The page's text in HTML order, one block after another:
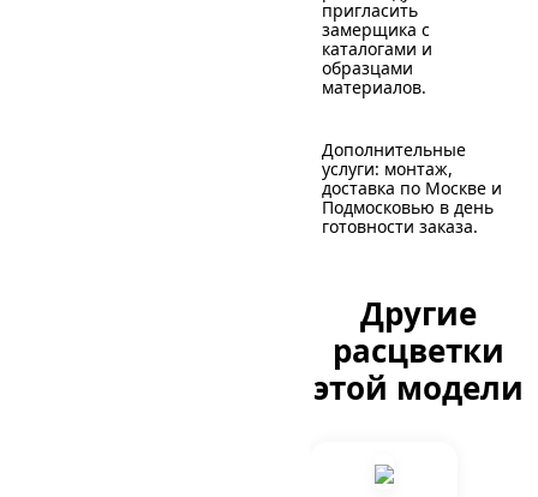
пригласить
замерщика с
каталогами и
образцами
материалов.
Дополнительные
услуги: монтаж,
доставка по Москве и
Подмосковью в день
готовности заказа.
Другие
расцветки
этой модели